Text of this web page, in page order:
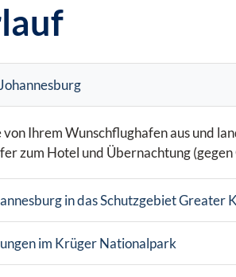
Ihrem Wunschflughafen aus und
zum Hotel und Übernachtung (gegen
in das Schutzgebiet Greater
im Krüger Nationalpark